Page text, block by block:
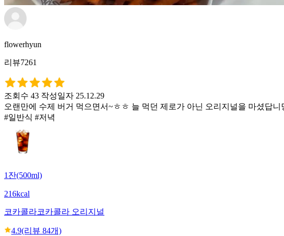
flowerhyun
리뷰7261
조회수 43 작성일자 25.12.29
오랜만에 수제 버거 먹으면서~ㅎㅎ 늘 먹던 제로가 아닌 오리지널을 마셨답
#일반식 #저녁
1잔(500ml)
216kcal
코카콜라코카콜라 오리지널
4.9(리뷰 84개)